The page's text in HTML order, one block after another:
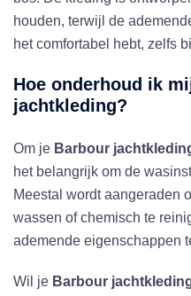
houden, terwijl de
het comfortabel hebt, zelfs
Hoe onderhoud ik
jachtkleding?
Om je Barbour
het belangrijk om de
Meestal wordt aangeraden
wassen of chemisch te
ademende eigenschappen
Wil je Barbour